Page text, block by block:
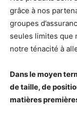
grâce à nos
groupes
seules limites que
notre ténacité à
Dans le moyen
de taille, de
matières